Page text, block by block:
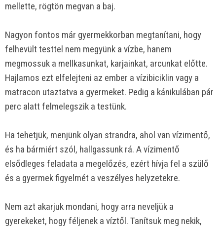
mellette, rögtön megvan a baj.
Nagyon fontos már gyermekkorban megtanítani, hogy
felhevült testtel nem megyünk a vízbe, hanem
megmossuk a mellkasunkat, karjainkat, arcunkat előtte.
Hajlamos ezt elfelejteni az ember a vízibiciklin vagy a
matracon utaztatva a gyermeket. Pedig a kánikulában pár
perc alatt felmelegszik a testünk.
Ha tehetjük, menjünk olyan strandra, ahol van vízimentő,
és ha bármiért szól, hallgassunk rá. A vízimentő
elsődleges feladata a megelőzés, ezért hívja fel a szülő
és a gyermek figyelmét a veszélyes helyzetekre.
Nem azt akarjuk mondani, hogy arra neveljük a
gyerekeket, hogy féljenek a víztől. Tanítsuk meg nekik,